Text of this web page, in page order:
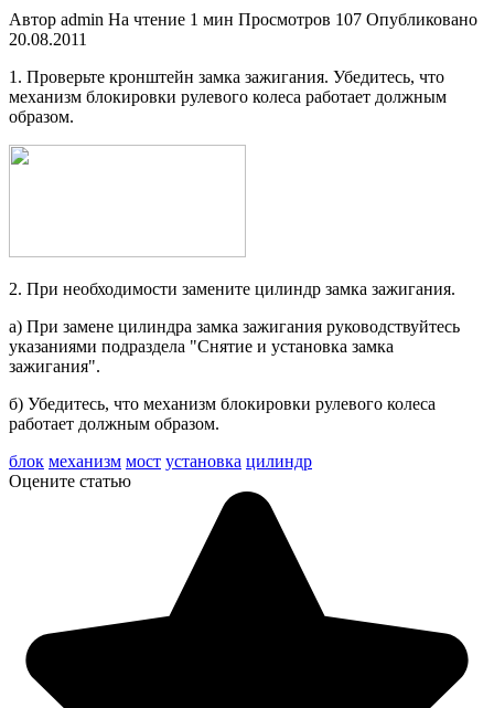
Автор admin На чтение 1 мин Просмотров 107 Опубликовано
20.08.2011
1. Проверьте кронштейн замка зажи­гания. Убедитесь, что
механизм бло­кировки рулевого колеса работает должным
образом.
2. При необходимости замените ци­линдр замка зажигания.
а) При замене цилиндра замка зажи­гания руководствуйтесь
указаниями подраздела "Снятие и установка замка
зажигания".
б) Убедитесь, что механизм блоки­ровки рулевого колеса
работает должным образом.
блок механизм мост установка цилиндр
Оцените статью